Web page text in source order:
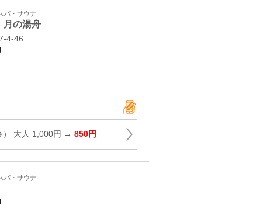
パ・サウナ
の湯舟
） 大人 1,000円 → 850円
パ・サウナ